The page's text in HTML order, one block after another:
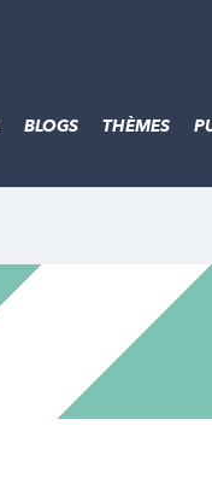
BLOGS THÈMES